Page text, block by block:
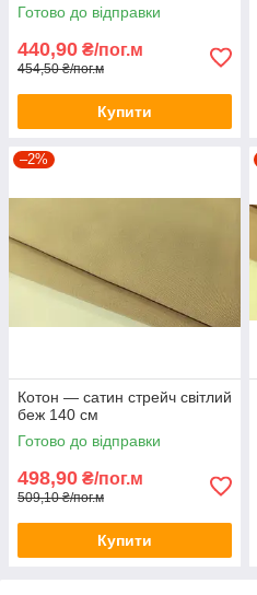
Готово до відправки
440,90 ₴/пог.м
454,50 ₴/пог.м
Купити
–2%
Котон — сатин стрейч світлий
беж 140 см
Готово до відправки
498,90 ₴/пог.м
509,10 ₴/пог.м
Купити